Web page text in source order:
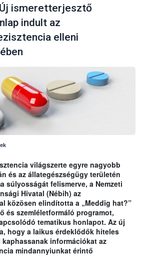
ismeretterjesztő
indult az
elleni
világszerte egyre nagyobb
és az állategészségügy területén
súlyosságát felismerve, a Nemzeti
Hivatal (Nébih) az
közösen elindította a „Meddig hat?”
és szemléletformáló programot,
tematikus honlapot. Az új
hogy a laikus érdeklődők hiteles
információkat az
mindannyiunkat érintő